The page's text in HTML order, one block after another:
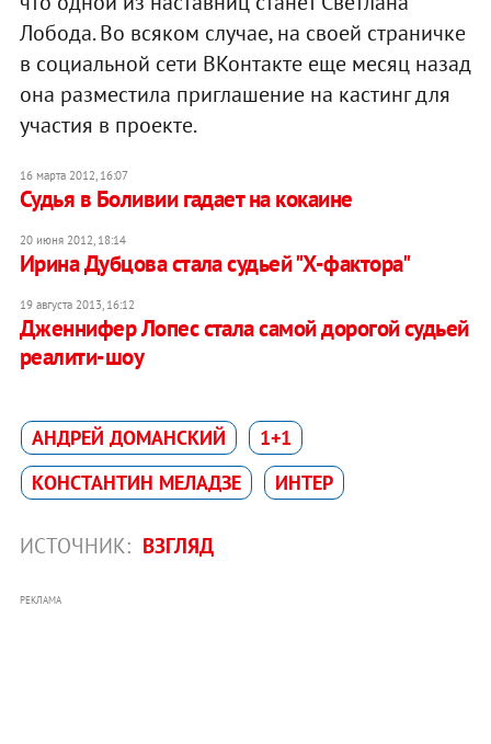
Лобода. Во всяком случае, на своей страничке
в социальной сети ВКонтакте еще месяц назад
она разместила приглашение на кастинг для
участия в проекте.
16 марта 2012, 16:07
Судья в Боливии гадает на кокаине
20 июня 2012, 18:14
Ирина Дубцова стала судьей "Х-фактора"
19 августа 2013, 16:12
Дженнифер Лопес стала самой дорогой судьей
реалити-шоу
АНДРЕЙ ДОМАНСКИЙ
1+1
КОНСТАНТИН МЕЛАДЗЕ
ИНТЕР
ИСТОЧНИК: ВЗГЛЯД
РЕКЛАМА